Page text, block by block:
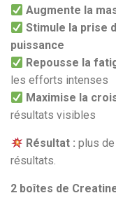
Augmente la
Stimule la prise
puissance
Repousse la
les efforts intenses
Maximise la
résultats visibles
Résultat : plus de
résultats.
2 boîtes de